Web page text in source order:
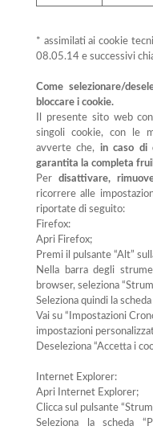
* assimilati ai cookie
08.05.14 e successivi
Come selezionare/
bloccare i cookie.
Il presente sito web
singoli cookie, con le
avverte che, in caso di
garantita la completa
Per disattivare,
ricorrere alle
riportate di seguito:
Firefox:
Apri Firefox;
Premi il pulsante “Alt”
Nella barra degli
browser, seleziona
Seleziona quindi la scheda
Vai su “Impostazioni
impostazioni
Deseleziona “Accetta i
Internet Explorer:
Apri Internet Explorer;
Clicca sul pulsante
Seleziona la scheda